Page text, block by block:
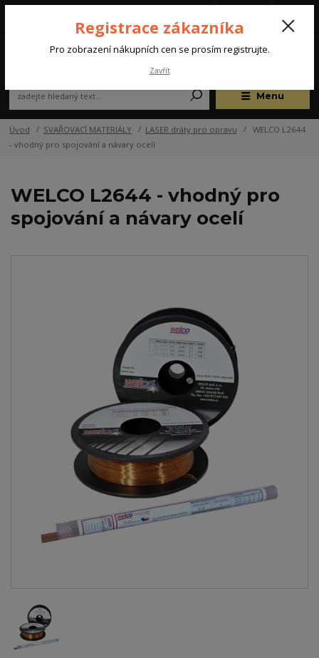
Menu
(Po-Pá, 07:00-15:30 hod.)
Úvod SVAŘOVACÍ MATERIÁLY LASER dráty pro opravu
WELCO L2644
- vhodný pro spojování a návary ocelí
WELCO L2644 - vhodný pro
spojování a návary ocelí
Registrace zákazníka
Pro zobrazení nákupních cen se prosím registrujte.
Zavřít